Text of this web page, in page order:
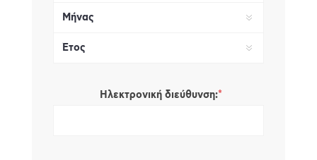
Ηλεκτρονική διεύθυνση:*